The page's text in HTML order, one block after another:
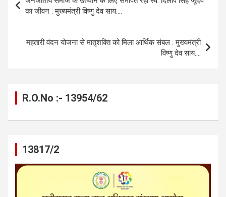
o
o
k
g
er
A
p
p
a
m
n
k
navigation
का जीवन : मुख्यमंत्री विष्णु देव साय….
महतारी वंदन योजना से मातृशक्ति को मिला आर्थिक संबल : मुख्यमंत्री
विष्णु देव साय….
R.O.No :- 13954/62
13817/2